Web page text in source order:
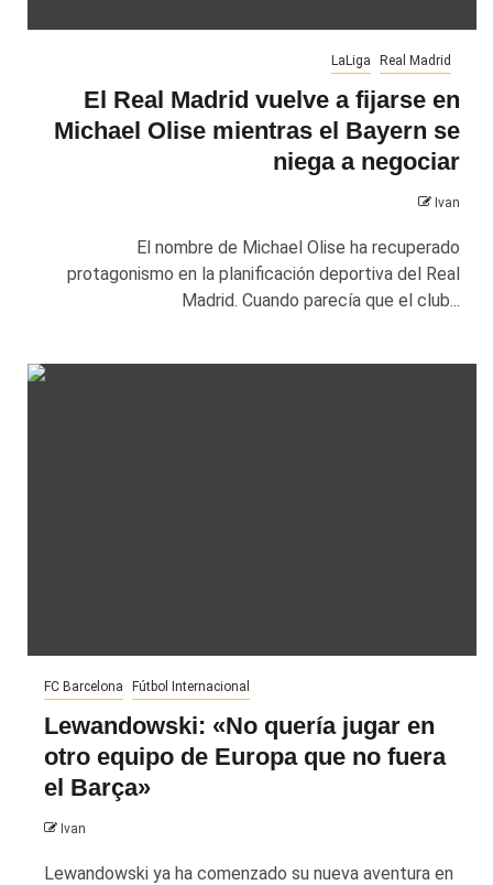
LaLiga Real Madrid
El Real Madrid vuelve a fijarse en
Michael Olise mientras el Bayern se
niega a negociar
Ivan
El nombre de Michael Olise ha recuperado
protagonismo en la planificación deportiva del Real
Madrid. Cuando parecía que el club...
FC Barcelona Fútbol Internacional
Lewandowski: «No quería jugar en
otro equipo de Europa que no fuera
el Barça»
Ivan
Lewandowski ya ha comenzado su nueva aventura en